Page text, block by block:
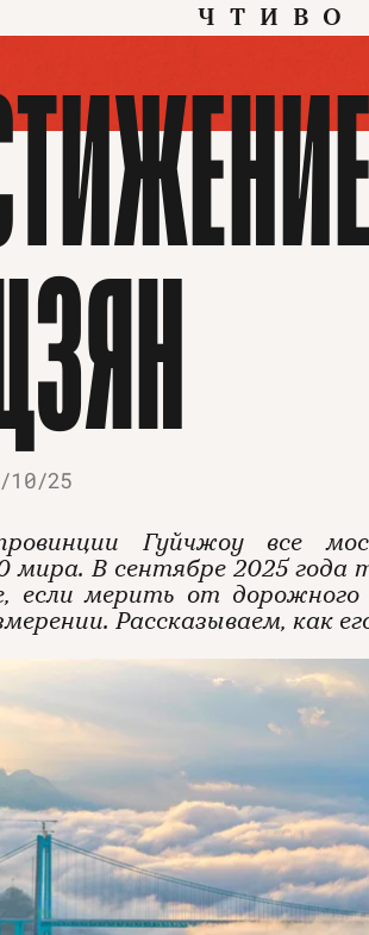
ЧТИВО
10/25
Гуйчжоу все
мира. В сентябре 2025 года
если мерить от
Рассказываем, как